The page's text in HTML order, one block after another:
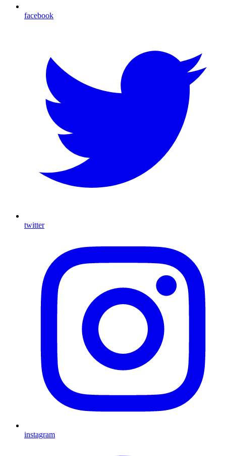
facebook
twitter
instagram